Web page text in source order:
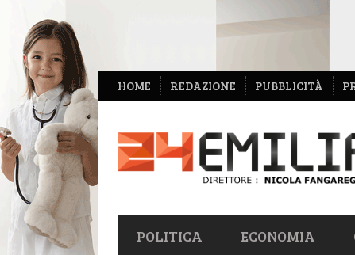
NAVIGAZIONE
SECONDARIA
HOME REDAZIONE PUBBLICITÀ
NAVIGAZIONE
PRIMARIA
POLITICA ECONOMIA